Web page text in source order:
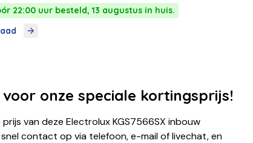
22:00 uur besteld, 13 augustus in huis.
onze speciale kortingsprijs!
van deze Electrolux KGS7566SX inbouw
contact op via telefoon, e-mail of livechat, en